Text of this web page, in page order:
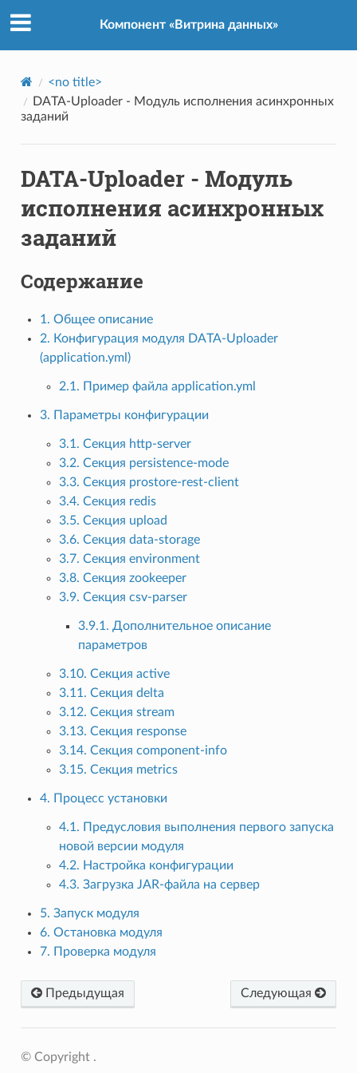
Компонент «Витрина данных»
<no title>
DATA-Uploader - Модуль исполнения асинхронных
заданий
DATA-Uploader - Модуль
исполнения асинхронных
заданий
Содержание
1. Общее описание
2. Конфигурация модуля DATA-Uploader
(application.yml)
2.1. Пример файла application.yml
3. Параметры конфигурации
3.1. Секция http-server
3.2. Секция persistence-mode
3.3. Секция prostore-rest-client
3.4. Секция redis
3.5. Секция upload
3.6. Секция data-storage
3.7. Секция environment
3.8. Секция zookeeper
3.9. Секция csv-parser
3.9.1. Дополнительное описание
параметров
3.10. Секция active
3.11. Секция delta
3.12. Секция stream
3.13. Секция response
3.14. Секция component-info
3.15. Секция metrics
4. Процесс установки
4.1. Предусловия выполнения первого запуска
новой версии модуля
4.2. Настройка конфигурации
4.3. Загрузка JAR-файла на сервер
5. Запуск модуля
6. Остановка модуля
7. Проверка модуля
Предыдущая Следующая
© Copyright .